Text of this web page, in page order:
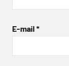
E-mail *